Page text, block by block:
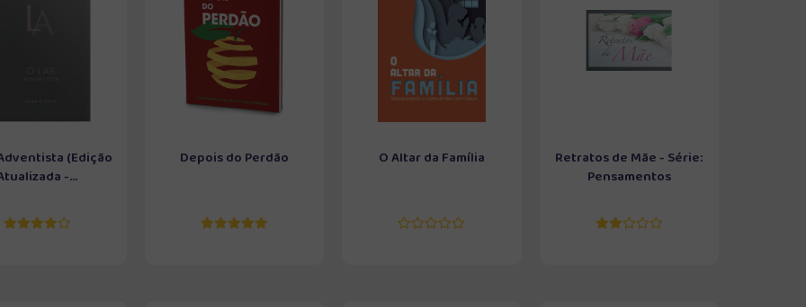
(Edição
-...
Depois do Perdão O Altar da Família
Retratos de Mãe - Série:
Pensamentos